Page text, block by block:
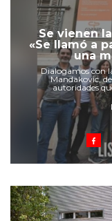
Se vienen
«Se llamó a
una
Dialogamos con
Mandakovic,
autoridades